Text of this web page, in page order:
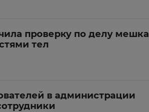
проверку по делу мешка
тел
в администрации